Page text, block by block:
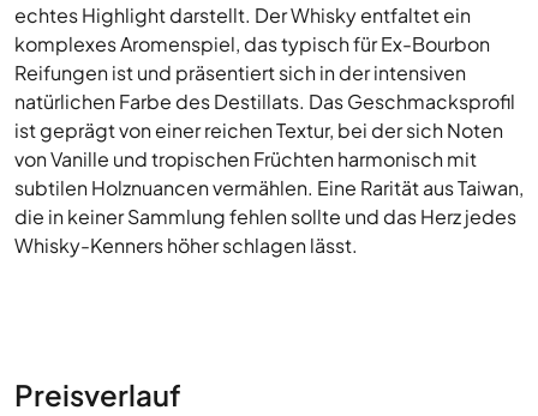
echtes Highlight darstellt. Der Whisky entfaltet ein
komplexes Aromenspiel, das typisch für Ex-Bourbon
Reifungen ist und präsentiert sich in der intensiven
natürlichen Farbe des Destillats. Das Geschmacksprofil
ist geprägt von einer reichen Textur, bei der sich Noten
von Vanille und tropischen Früchten harmonisch mit
subtilen Holznuancen vermählen. Eine Rarität aus Taiwan,
die in keiner Sammlung fehlen sollte und das Herz jedes
Whisky-Kenners höher schlagen lässt.
Preisverlauf